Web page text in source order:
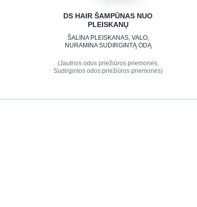
DS HAIR ŠAMPŪNAS NUO
PLEISKANŲ
ŠALINA PLEISKANAS, VALO,
NURAMINA SUDIRGINTĄ ODĄ
(Jautrios odos priežiūros priemonės,
Sudirgintos odos priežiūros priemonės)